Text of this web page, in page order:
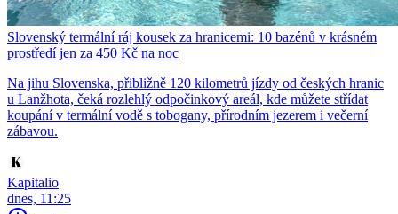
Slovenský termální ráj kousek za hranicemi: 10 bazénů v krásném
prostředí jen za 450 Kč na noc
Na jihu Slovenska, přibližně 120 kilometrů jízdy od českých hranic
u Lanžhota, čeká rozlehlý odpočinkový areál, kde můžete střídat
koupání v termální vodě s tobogany, přírodním jezerem i večerní
zábavou.
Kapitalio
dnes, 11:25